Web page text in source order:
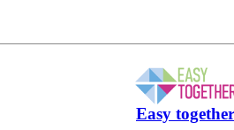
Easy together